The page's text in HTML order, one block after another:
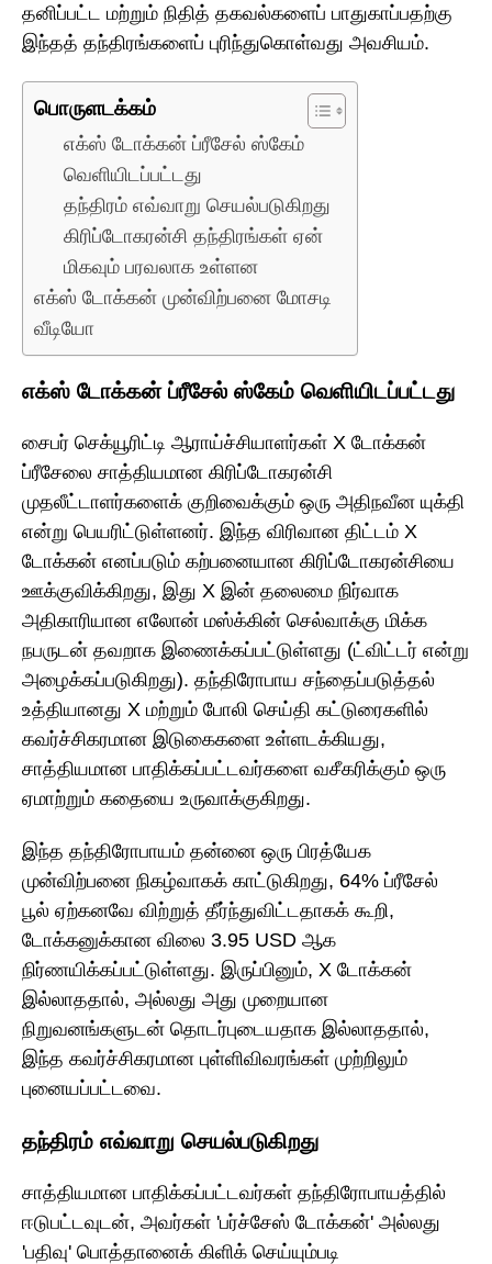
தனிப்பட்ட மற்றும் நிதித் தகவல்களைப் பாதுகாப்பதற்கு
இந்தத் தந்திரங்களைப் புரிந்துகொள்வது அவசியம்.
பொருளடக்கம்
எக்ஸ் டோக்கன் ப்ரீசேல் ஸ்கேம்
வெளியிடப்பட்டது
தந்திரம் எவ்வாறு செயல்படுகிறது
கிரிப்டோகரன்சி தந்திரங்கள் ஏன்
மிகவும் பரவலாக உள்ளன
எக்ஸ் டோக்கன் முன்விற்பனை மோசடி
வீடியோ
எக்ஸ் டோக்கன் ப்ரீசேல் ஸ்கேம் வெளியிடப்பட்டது
சைபர் செக்யூரிட்டி ஆராய்ச்சியாளர்கள் X டோக்கன்
ப்ரீசேலை சாத்தியமான கிரிப்டோகரன்சி
முதலீட்டாளர்களைக் குறிவைக்கும் ஒரு அதிநவீன யுக்தி
என்று பெயரிட்டுள்ளனர். இந்த விரிவான திட்டம் X
டோக்கன் எனப்படும் கற்பனையான கிரிப்டோகரன்சியை
ஊக்குவிக்கிறது, இது X இன் தலைமை நிர்வாக
அதிகாரியான எலோன் மஸ்க்கின் செல்வாக்கு மிக்க
நபருடன் தவறாக இணைக்கப்பட்டுள்ளது (ட்விட்டர் என்று
அழைக்கப்படுகிறது). தந்திரோபாய சந்தைப்படுத்தல்
உத்தியானது X மற்றும் போலி செய்தி கட்டுரைகளில்
கவர்ச்சிகரமான இடுகைகளை உள்ளடக்கியது,
சாத்தியமான பாதிக்கப்பட்டவர்களை வசீகரிக்கும் ஒரு
ஏமாற்றும் கதையை உருவாக்குகிறது.
இந்த தந்திரோபாயம் தன்னை ஒரு பிரத்யேக
முன்விற்பனை நிகழ்வாகக் காட்டுகிறது, 64% ப்ரீசேல்
பூல் ஏற்கனவே விற்றுத் தீர்ந்துவிட்டதாகக் கூறி,
டோக்கனுக்கான விலை 3.95 USD ஆக
நிர்ணயிக்கப்பட்டுள்ளது. இருப்பினும், X டோக்கன்
இல்லாததால், அல்லது அது முறையான
நிறுவனங்களுடன் தொடர்புடையதாக இல்லாததால்,
இந்த கவர்ச்சிகரமான புள்ளிவிவரங்கள் முற்றிலும்
புனையப்பட்டவை.
தந்திரம் எவ்வாறு செயல்படுகிறது
சாத்தியமான பாதிக்கப்பட்டவர்கள் தந்திரோபாயத்தில்
ஈடுபட்டவுடன், அவர்கள் 'பர்ச்சேஸ் டோக்கன்' அல்லது
'பதிவு' பொத்தானைக் கிளிக் செய்யும்படி